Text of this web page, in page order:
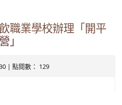
職業學校辦理「開平
」
| 點閱數： 129